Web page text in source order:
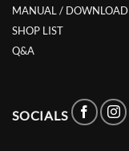
MANUAL / DOWNLOAD
SHOP LIST
Q&A
SOCIALS